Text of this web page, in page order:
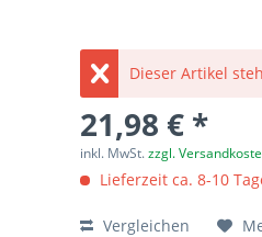
Dieser Artikel
21,98 € *
inkl. MwSt.zzgl.
Lieferzeit ca. 8-10
Vergleichen